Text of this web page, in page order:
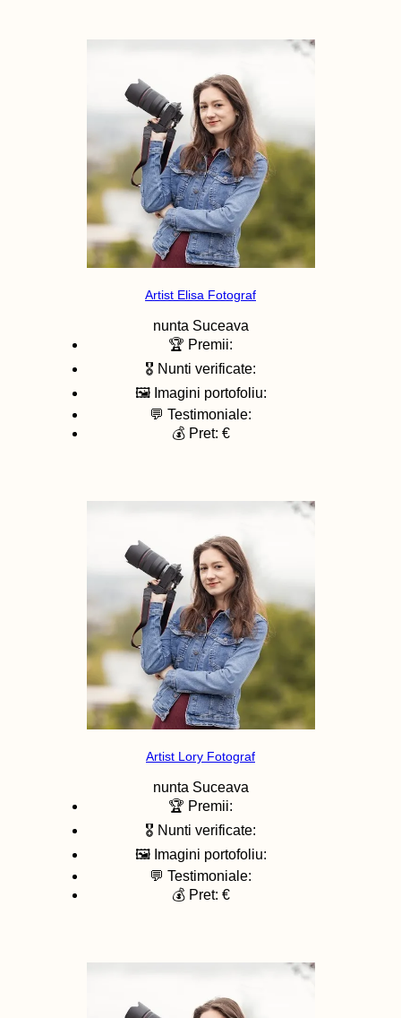
Artist Elisa Fotograf
nunta Suceava
🏆 Premii:
🎖️ Nunti verificate:
🖼️ Imagini portofoliu:
💬 Testimoniale:
💰 Pret: €
Artist Lory Fotograf
nunta Suceava
🏆 Premii:
🎖️ Nunti verificate:
🖼️ Imagini portofoliu:
💬 Testimoniale:
💰 Pret: €